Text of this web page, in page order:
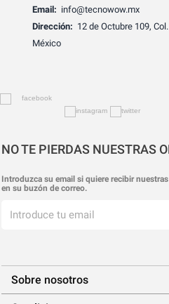
Email: info@tecnowow.mx
Dirección: 12 de Octubre 109,
México
NO TE PIERDAS NUESTRAS
Introduzca su email si quiere recibir
en su buzón de correo.
Sobre nosotros